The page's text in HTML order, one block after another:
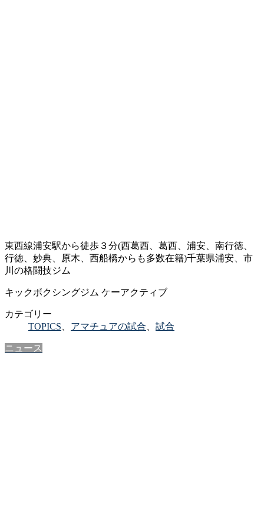
東西線浦安駅から徒歩３分(西葛西、葛西、浦安、南行徳、
行徳、妙典、原木、西船橋からも多数在籍)千葉県浦安、市
川の格闘技ジム
キックボクシングジム ケーアクティブ
カテゴリー
TOPICS
アマチュアの試合 試合
ニュース